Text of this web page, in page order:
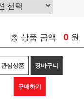
총 상품 금액 0 원
관심상품 장바구니
구매하기